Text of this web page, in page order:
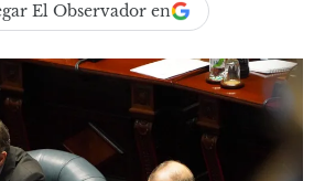
El Observador en